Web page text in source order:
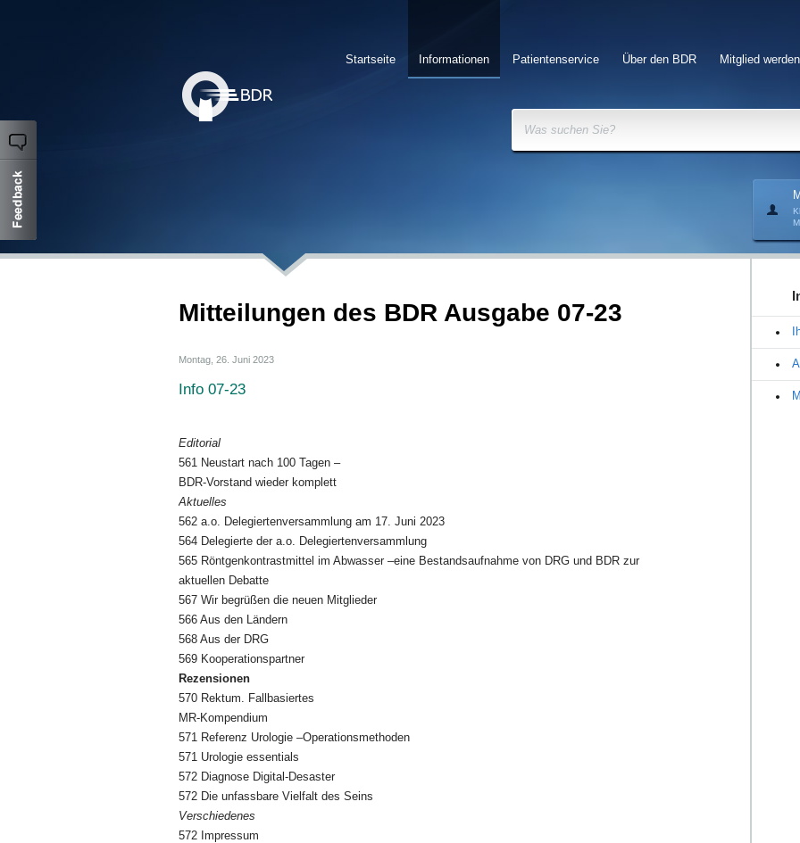
Mitglied werden
Über den BDR
Patientenservice
Informationen
Startseite
Was suchen Sie?
Mitteilungen des BDR Ausgabe 07-23
Montag, 26. Juni 2023
Info 07-23
Editorial
561 Neustart nach 100 Tagen –
BDR-Vorstand wieder komplett
Aktuelles
562 a.o. Delegiertenversammlung am 17. Juni 2023
564 Delegierte der a.o. Delegiertenversammlung
565 Röntgenkontrastmittel im Abwasser –eine Bestandsaufnahme von DRG und BDR zur
aktuellen Debatte
567 Wir begrüßen die neuen Mitglieder
566 Aus den Ländern
568 Aus der DRG
569 Kooperationspartner
Rezensionen
570 Rektum. Fallbasiertes
MR-Kompendium
571 Referenz Urologie –Operationsmethoden
571 Urologie essentials
572 Diagnose Digital-Desaster
572 Die unfassbare Vielfalt des Seins
Verschiedenes
572 Impressum